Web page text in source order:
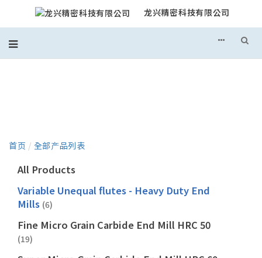
龙兴精密科技有限公司
首页 / 全部产品列表
All Products
Variable Unequal flutes - Heavy Duty End
Mills (6)
Fine Micro Grain Carbide End Mill HRC 50
(19)